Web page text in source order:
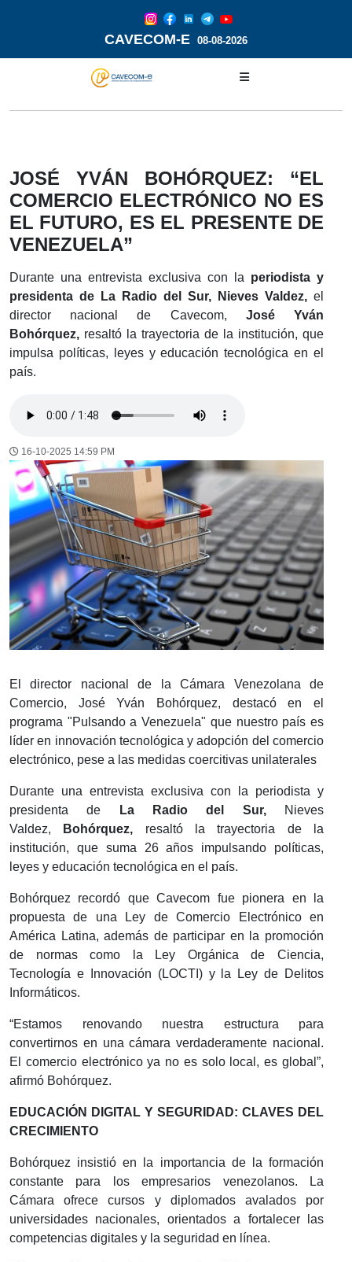
CAVECOM-E 08-08-2026
JOSÉ YVÁN BOHÓRQUEZ: “EL
COMERCIO ELECTRÓNICO NO ES
EL FUTURO, ES EL PRESENTE DE
VENEZUELA”
Durante una entrevista exclusiva con la periodista y
presidenta de
La Radio del Sur, Nieves Valdez, el
director nacional de Cavecom, José Yván
Bohórquez, resaltó la trayectoria de la institución, que
impulsa políticas, leyes y educación tecnológica en el
país.
16-10-2025 14:59 PM
El director nacional de la Cámara Venezolana de
Comercio, José Yván Bohórquez, destacó en el
programa "Pulsando a Venezuela" que nuestro país es
líder en innovación tecnológica y adopción del comercio
electrónico, pese a las medidas coercitivas unilaterales
Durante una entrevista exclusiva con la periodista y
presidenta de
La Radio del Sur,Nieves
Valdez, Bohórquez, resaltó la trayectoria de la
institución, que suma 26 años impulsando políticas,
leyes y educación tecnológica en el país.
Bohórquez recordó que Cavecom fue pionera en la
propuesta de una Ley de Comercio Electrónico en
América Latina, además de participar en la promoción
de normas como la Ley Orgánica de Ciencia,
Tecnología e Innovación (LOCTI) y la Ley de Delitos
Informáticos.
“Estamos renovando nuestra estructura para
convertirnos en una cámara verdaderamente nacional.
El comercio electrónico ya no es solo local, es global”,
afirmó Bohórquez.
EDUCACIÓN DIGITAL Y SEGURIDAD: CLAVES DEL
CRECIMIENTO
Bohórquez insistió en la importancia de la formación
constante para los empresarios venezolanos. La
Cámara ofrece cursos y diplomados avalados por
universidades nacionales, orientados a fortalecer las
competencias digitales y la seguridad en línea.